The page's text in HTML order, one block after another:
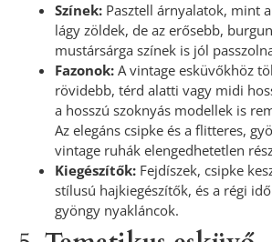
Színek: Pasztell árnyalatok, mint
lágy zöldek, de az erősebb,
mustársárga színek is jól
Fazonok: A vintage esküvőkhöz
rövidebb, térd alatti vagy midi
a hosszú szoknyás modellek is
Az elegáns csipke és a flitteres,
vintage ruhák elengedhetetlen
Kiegészítők: Fejdíszek, csipke
stílusú hajkiegészítők, és a régi
gyöngy nyakláncok.